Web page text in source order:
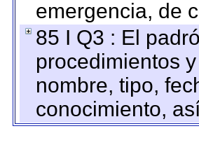
emergencia, de
85 I Q3 : El
procedimientos
nombre, tipo,
conocimiento,